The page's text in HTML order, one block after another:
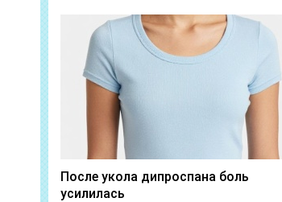
После укола дипроспана боль
усилилась